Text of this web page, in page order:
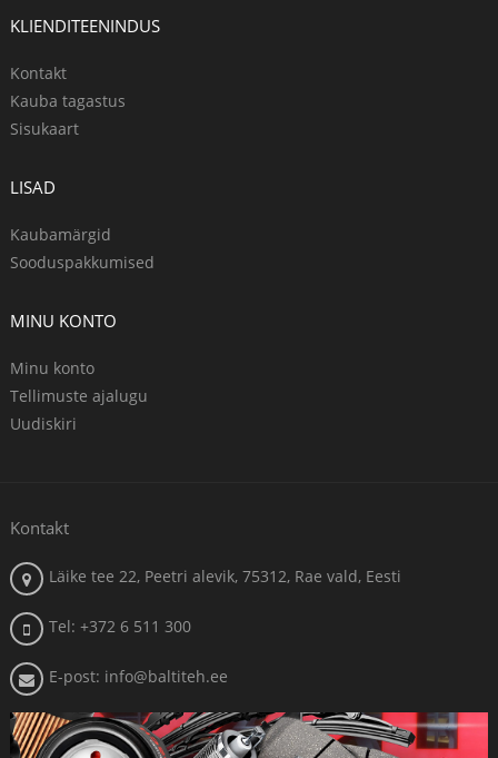
KLIENDITEENINDUS
Kontakt
Kauba tagastus
Sisukaart
LISAD
Kaubamärgid
Sooduspakkumised
MINU KONTO
Minu konto
Tellimuste ajalugu
Uudiskiri
Kontakt
Läike tee 22, Peetri alevik, 75312, Rae vald, Eesti
Tel: +372 6 511 300
E-post: info@baltiteh.ee